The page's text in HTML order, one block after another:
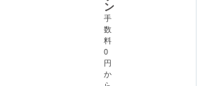
ン
手
数
料
0
円
か